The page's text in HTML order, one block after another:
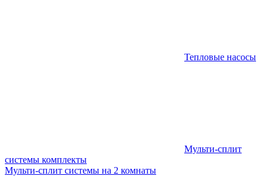
Тепловые насосы
Мульти-сплит
системы комплекты
Мульти-сплит системы на 2 комнаты